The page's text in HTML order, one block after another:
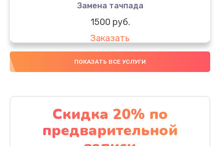
Замена тачпада
1500 руб.
Заказать
Замена южного моста
Заказать
Чистка от пыли
1060 руб.
ПОКАЗАТЬ ВСЕ УСЛУГИ
Скидка 20% по
предварительной